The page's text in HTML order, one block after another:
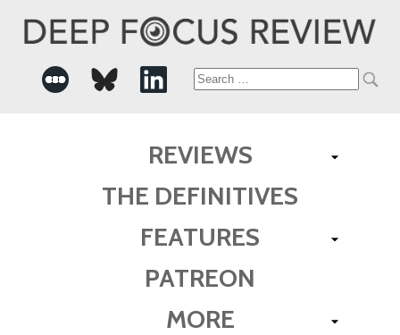
Search
REVIEWS
THE DEFINITIVES
FEATURES
PATREON
MORE